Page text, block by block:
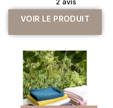
VOIR LE PRODUIT